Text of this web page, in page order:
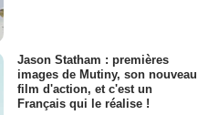
Jason Statham : premières
images de Mutiny, son nouveau
film d'action, et c'est un
Français qui le réalise !